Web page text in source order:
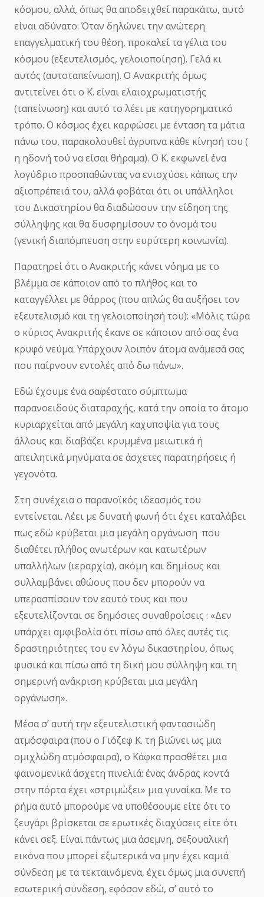
κόσμου, αλλά, όπως θα αποδειχθεί παρακάτω, αυτό
είναι αδύνατο. Όταν δηλώνει την ανώτερη
επαγγελματική του θέση, προκαλεί τα γέλια του
κόσμου (εξευτελισμός, γελοιοποίηση). Γελά κι
αυτός (αυτοταπείνωση). Ο Ανακριτής όμως
αντιτείνει ότι ο Κ. είναι ελαιοχρωματιστής
(ταπείνωση) και αυτό το λέει με κατηγορηματικό
τρόπο. Ο κόσμος έχει καρφώσει με ένταση τα μάτια
πάνω του, παρακολουθεί άγρυπνα κάθε κίνησή του (
η ηδονή τού να είσαι θήραμα). Ο Κ. εκφωνεί ένα
λογύδριο προσπαθώντας να ενισχύσει κάπως την
αξιοπρέπειά του, αλλά φοβάται ότι οι υπάλληλοι
του Δικαστηρίου θα διαδώσουν την είδηση της
σύλληψης και θα δυσφημίσουν το όνομά του
(γενική διαπόμπευση στην ευρύτερη κοινωνία).
Παρατηρεί ότι ο Ανακριτής κάνει νόημα με το
βλέμμα σε κάποιον από το πλήθος και το
καταγγέλλει με θάρρος (που απλώς θα αυξήσει τον
εξευτελισμό και τη γελοιοποίησή του): «Μόλις τώρα
ο κύριος Ανακριτής έκανε σε κάποιον από σας ένα
κρυφό νεύμα. Υπάρχουν λοιπόν άτομα ανάμεσά σας
που παίρνουν εντολές από δω πάνω».
Εδώ έχουμε ένα σαφέστατο σύμπτωμα
παρανοειδούς διαταραχής, κατά την οποία το άτομο
κυριαρχείται από μεγάλη καχυποψία για τους
άλλους και διαβάζει κρυμμένα μειωτικά ή
απειλητικά μηνύματα σε άσχετες παρατηρήσεις ή
γεγονότα.
Στη συνέχεια ο παρανοϊκός ιδεασμός του
εντείνεται. Λέει με δυνατή φωνή ότι έχει καταλάβει
πως εδώ κρύβεται μια μεγάλη οργάνωση που
διαθέτει πλήθος ανωτέρων και κατωτέρων
υπαλλήλων (ιεραρχία), ακόμη και δημίους και
συλλαμβάνει αθώους που δεν μπορούν να
υπερασπίσουν τον εαυτό τους και που
εξευτελίζονται σε δημόσιες συναθροίσεις : «Δεν
υπάρχει αμφιβολία ότι πίσω από όλες αυτές τις
δραστηριότητες του εν λόγω δικαστηρίου, όπως
φυσικά και πίσω από τη δική μου σύλληψη και τη
σημερινή ανάκριση κρύβεται μια μεγάλη
οργάνωση».
Μέσα σ’ αυτή την εξευτελιστική φαντασιώδη
ατμόσφαιρα (που ο Γιόζεφ Κ. τη βιώνει ως μια
ομιχλώδη ατμόσφαιρα), ο Κάφκα προσθέτει μια
φαινομενικά άσχετη πινελιά: ένας άνδρας κοντά
στην πόρτα έχει «στριμώξει» μια γυναίκα. Με το
ρήμα αυτό μπορούμε να υποθέσουμε είτε ότι το
ζευγάρι βρίσκεται σε ερωτικές διαχύσεις είτε ότι
κάνει σεξ. Είναι πάντως μια άσεμνη, σεξουαλική
εικόνα που μπορεί εξωτερικά να μην έχει καμιά
σύνδεση με τα τεκταινόμενα, έχει όμως μια συνεπή
εσωτερική σύνδεση, εφόσον εδώ, σ’ αυτό το